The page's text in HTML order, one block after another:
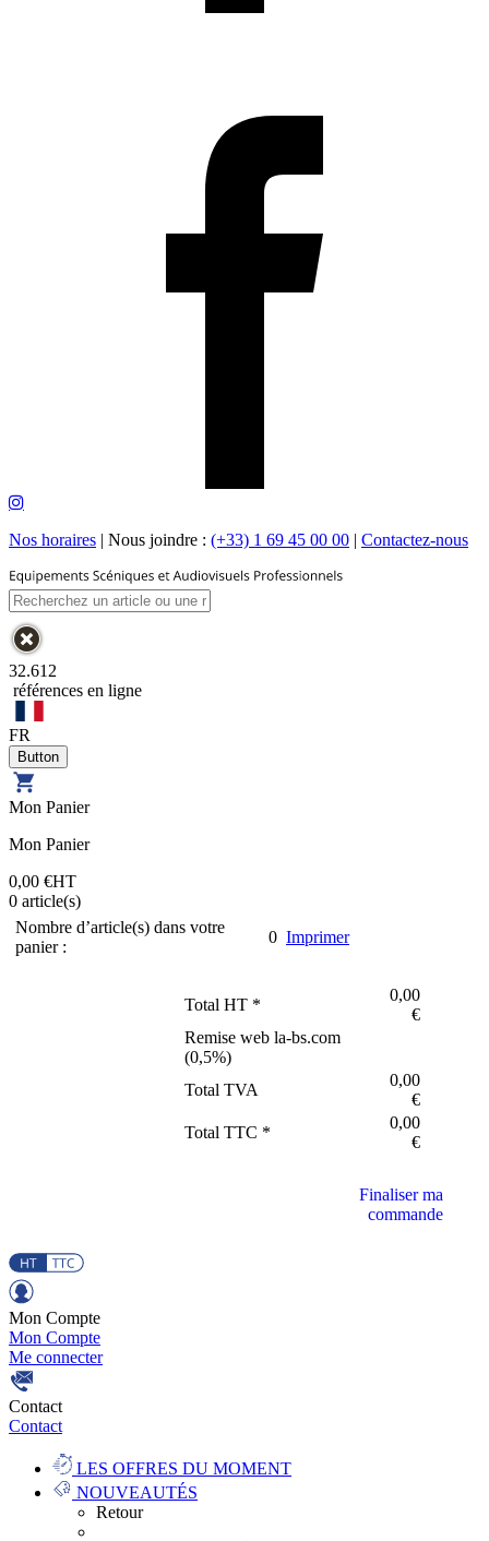
Nos horaires | Nous joindre : (+33) 1 69 45 00 00 | Contactez-nous
32.612
références en ligne
FR
Mon Panier
Mon Panier
0,00 €HT
0 article(s)
Nombre d’article(s) dans votre
panier :
0 Imprimer
Total HT *
0,00
€
Remise web la-bs.com
(0,5%)
Total TVA
0,00
€
Total TTC *
0,00
€
Finaliser ma
commande
Mon Compte
Mon Compte
Me connecter
Contact
Contact
LES OFFRES DU MOMENT
NOUVEAUTÉS
Retour